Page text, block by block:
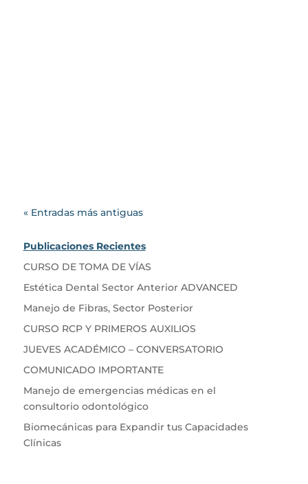
« Entradas más antiguas
Publicaciones Recientes
CURSO DE TOMA DE VÍAS
Estética Dental Sector Anterior ADVANCED
Manejo de Fibras, Sector Posterior
CURSO RCP Y PRIMEROS AUXILIOS
JUEVES ACADÉMICO – CONVERSATORIO
COMUNICADO IMPORTANTE
Manejo de emergencias médicas en el
consultorio odontológico
Biomecánicas para Expandir tus Capacidades
Clínicas